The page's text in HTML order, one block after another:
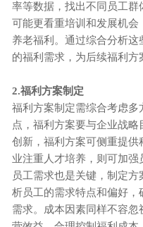
率等数据，找出不同员工群
可能更看重培训和发展机
养老福利。通过综合分析
的福利需求，为后续福利方
2.福利方案制定
福利方案制定需综合考虑
点，福利方案要与企业战
创新，福利方案可侧重提
业注重人才培养，则可加强
员工需求也是关键，制定
析员工的需求特点和偏好
需求。成本因素同样不容